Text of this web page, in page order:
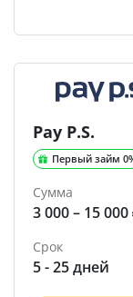
Pay P.S.
Первый займ
Сумма
3 000 – 15 000
Срок
5 - 25 дней